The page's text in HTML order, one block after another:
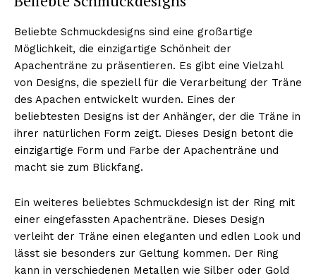
NEWSLETTER ABONNIEREN
Inhalte
Beliebte Schmuckdesigns sind eine großartige
Möglichkeit, die einzigartige Schönheit der
Apachenträne zu präsentieren. Es gibt eine Vielzahl
von Designs, die speziell für die Verarbeitung der Träne
des Apachen entwickelt wurden. Eines der
beliebtesten Designs ist der Anhänger, der die Träne in
ihrer natürlichen Form zeigt. Dieses Design betont die
einzigartige Form und Farbe der Apachenträne und
macht sie zum Blickfang.
Ein weiteres beliebtes Schmuckdesign ist der Ring mit
einer eingefassten Apachenträne. Dieses Design
verleiht der Träne einen eleganten und edlen Look und
lässt sie besonders zur Geltung kommen. Der Ring
kann in verschiedenen Metallen wie Silber oder Gold